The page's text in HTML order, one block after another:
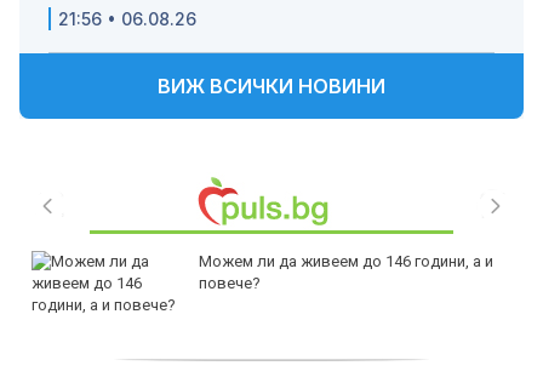
21:56 • 06.08.26
ВИЖ ВСИЧКИ НОВИНИ
Можем ли да живеем до 146 години, а и
повече?